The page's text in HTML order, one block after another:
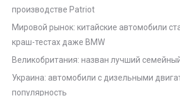
производстве Patriot
Мировой рынок: китайские автомобили
краш-тестах даже BMW
Великобритания: назван лучший
Украина: автомобили с дизельными
популярность